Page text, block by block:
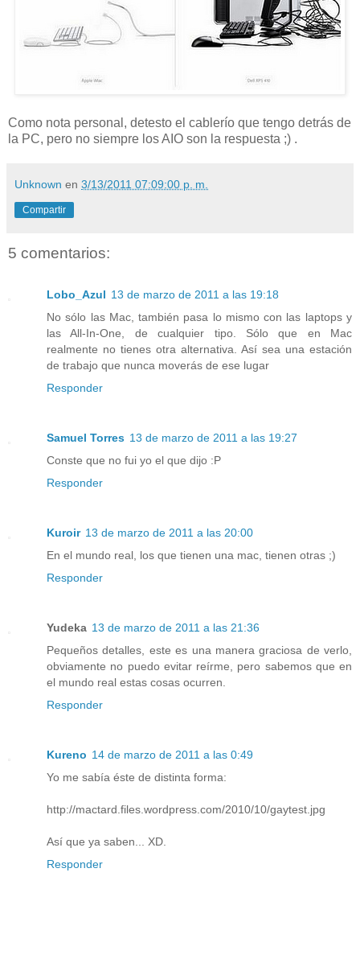
Como nota personal, detesto el cablerío que tengo detrás de
la PC, pero no siempre los AIO son la respuesta ;) .
Unknown en 3/13/2011 07:09:00 p. m.
Compartir
5 comentarios:
Lobo_Azul 13 de marzo de 2011 a las 19:18
No sólo las Mac, también pasa lo mismo con las laptops y
las All-In-One, de cualquier tipo. Sólo que en Mac
realmente no tienes otra alternativa. Así sea una estación
de trabajo que nunca moverás de ese lugar
Responder
Samuel Torres 13 de marzo de 2011 a las 19:27
Conste que no fui yo el que dijo :P
Responder
Kuroir 13 de marzo de 2011 a las 20:00
En el mundo real, los que tienen una mac, tienen otras ;)
Responder
Yudeka 13 de marzo de 2011 a las 21:36
Pequeños detalles, este es una manera graciosa de verlo,
obviamente no puedo evitar reírme, pero sabemos que en
el mundo real estas cosas ocurren.
Responder
Kureno 14 de marzo de 2011 a las 0:49
Yo me sabía éste de distinta forma:
http://mactard.files.wordpress.com/2010/10/gaytest.jpg
Así que ya saben... XD.
Responder